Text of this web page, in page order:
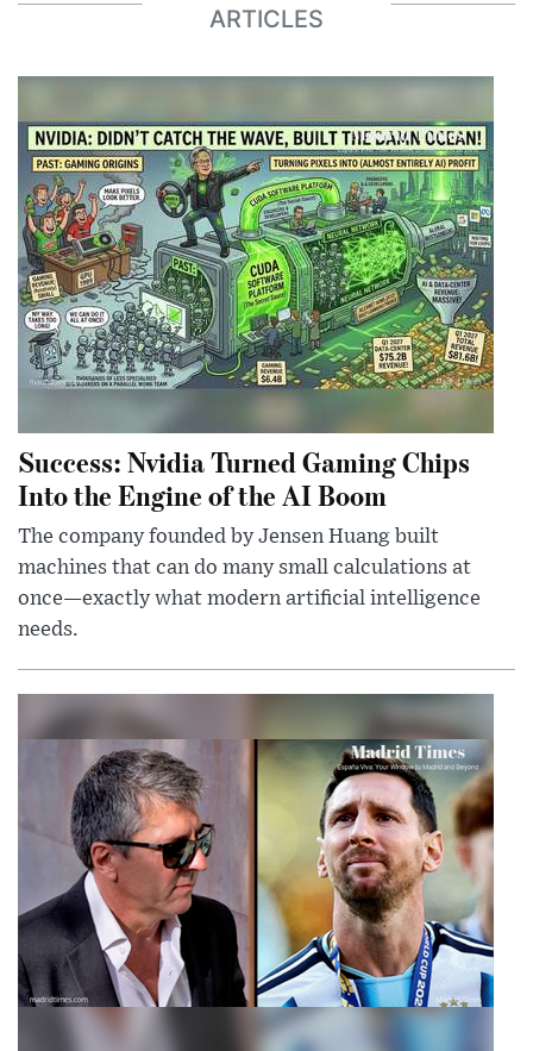
ARTICLES
Success: Nvidia Turned Gaming Chips
Into the Engine of the AI Boom
The company founded by Jensen Huang built
machines that can do many small calculations at
once—exactly what modern artificial intelligence
needs.